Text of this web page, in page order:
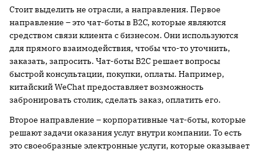
Стоит выделить не отрасли, а направления. Первое
направление – это чат-боты в B2C, которые являются
средством связи клиента с бизнесом. Они используются
для прямого взаимодействия, чтобы что-то уточнить,
заказать, запросить. Чат-боты B2C решает вопросы
быстрой консультации, покупки, оплаты. Например,
китайский WeChat предоставляет возможность
забронировать столик, сделать заказ, оплатить его.
Второе направление – корпоративные чат-боты, которые
решают задачи оказания услуг внутри компании. То есть
это своеобразные электронные услуги, которые оказывает